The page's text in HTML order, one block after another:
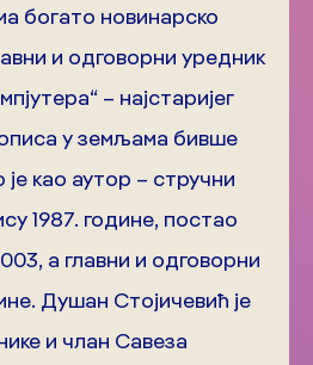
богато новинарско
и одговорни уредник
– најстаријег
у земљама бивше
је као аутор – стручни
1987. године, постао
а главни и одговорни
Душан Стојичевић је
и члан Савеза